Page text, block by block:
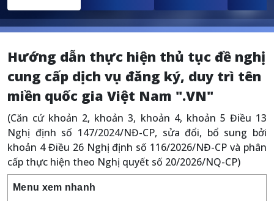
Hướng dẫn thực hiện thủ tục đề nghị
cung cấp dịch vụ đăng ký, duy trì tên
miền quốc gia Việt Nam ".VN"
(Căn cứ khoản 2, khoản 3, khoản 4, khoản 5 Điều 13
Nghị định số 147/2024/NĐ-CP, sửa đổi, bổ sung bởi
khoản 4 Điều 26 Nghị định số 116/2026/NĐ-CP và phân
cấp thực hiện theo Nghị quyết số 20/2026/NQ-CP)
Menu xem nhanh